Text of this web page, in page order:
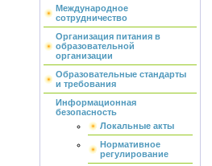
Международное
сотрудничество
Организация питания в
образовательной
организации
Образовательные стандарты
и требования
Информационная
безопасность
Локальные акты
Нормативное
регулирование